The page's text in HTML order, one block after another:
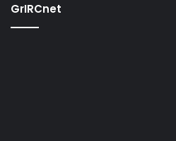
GrIRCnet